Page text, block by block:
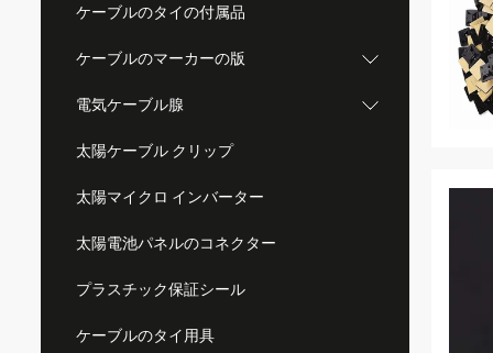
ケーブルのタイの付属品
ケーブルのマーカーの版
電気ケーブル腺
太陽ケーブル クリップ
太陽マイクロ インバーター
太陽電池パネルのコネクター
プラスチック保証シール
ケーブルのタイ用具